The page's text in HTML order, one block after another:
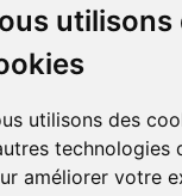
utilisons
utilisons des
technologies
améliorer votre
d’Amiens
vos réseaux